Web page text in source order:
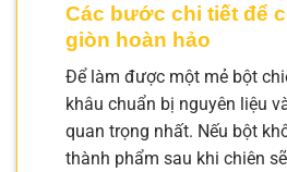
Các bước chi tiết để
giòn hoàn hảo
Để làm được một mẻ bột
khâu chuẩn bị nguyên liệu
quan trọng nhất. Nếu bột
thành phẩm sau khi chiên